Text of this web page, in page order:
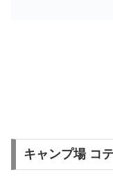
キャンプ場 コ